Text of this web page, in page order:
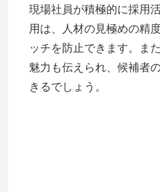
現場社員が積極的に採用
用は、人材の見極めの精
ッチを防止できます。ま
魅力も伝えられ、候補者
きるでしょう。